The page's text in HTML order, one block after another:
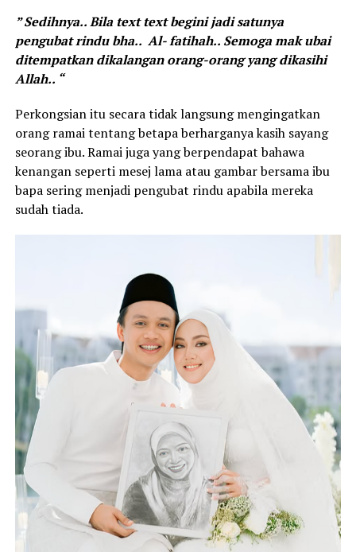
” Sedihnya.. Bila text text begini jadi satunya
pengubat rindu bha.. Al- fatihah.. Semoga mak ubai
ditempatkan dikalangan orang-orang yang dikasihi
Allah.. “
Perkongsian itu secara tidak langsung mengingatkan
orang ramai tentang betapa berharganya kasih sayang
seorang ibu. Ramai juga yang berpendapat bahawa
kenangan seperti mesej lama atau gambar bersama ibu
bapa sering menjadi pengubat rindu apabila mereka
sudah tiada.